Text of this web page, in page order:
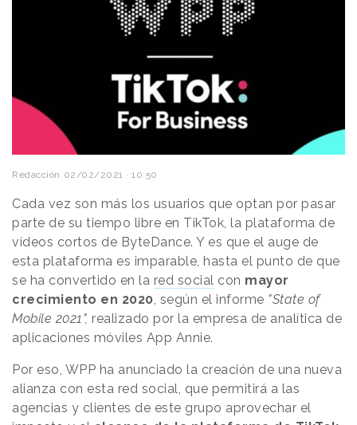
Redacción 02/02/2021 · 10:50
Cada vez son más los usuarios que optan por pasar
parte de su tiempo libre en TikTok, la plataforma de
vídeos cortos de ByteDance. Y es que el auge de
esta plataforma es imparable, hasta el punto de que
se ha convertido en la red social con mayor
crecimiento en 2020, según el informe "State of
Mobile 2021", realizado por la empresa de analítica de
aplicaciones móviles App Annie.
Por eso, WPP ha anunciado la creación de una nueva
alianza con esta red social, que permitirá a las
agencias y clientes de este grupo aprovechar el